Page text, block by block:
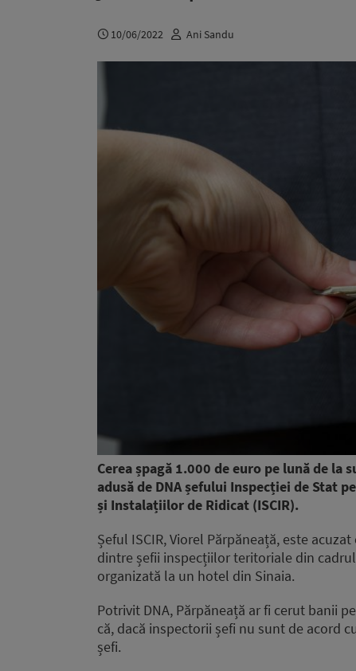
10/06/2022 Ani Sandu
Cerea șpagă 1.000 de euro pe lună de
adusă de DNA șefului Inspecției de Stat
și Instalațiilor de Ridicat (ISCIR).
Șeful ISCIR, Viorel Părpăneață, este
dintre șefii inspecțiilor teritoriale din
organizată la un hotel din Sinaia.
Potrivit DNA, Părpăneață ar fi cerut banii
că, dacă inspectorii șefi nu sunt de acord
șefi.